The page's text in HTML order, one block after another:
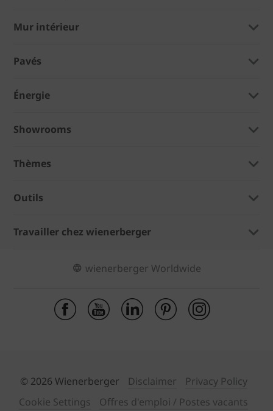
Mur intérieur
Pavés
Énergie
Showrooms
Thèmes
Outils
Travailler chez wienerberger
wienerberger Worldwide
© 2026 Wienerberger Disclaimer
Privacy Policy
Cookie Settings
Offres d'emploi / Postes vacants